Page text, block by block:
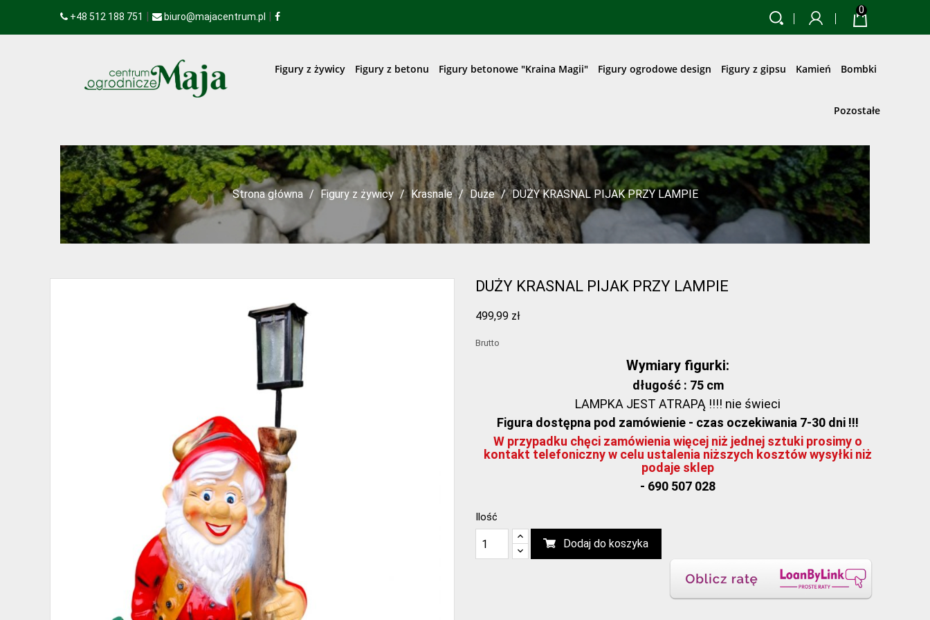
+48 512 188 751 | biuro@majacentrum.pl | 0
Figury z żywicy Figury z betonu Figury betonowe "Kraina Magii" Figury ogrodowe design Figury z gipsu Kamień Bombki
Pozostałe
Strona główna Figury z żywicy Krasnale Duże DUŻY KRASNAL PIJAK PRZY LAMPIE
DUŻY KRASNAL PIJAK PRZY LAMPIE
499,99 zł
Brutto
Wymiary figurki:
długość : 75 cm
LAMPKA JEST ATRAPĄ !!!! nie świeci
Figura dostępna pod zamówienie - czas oczekiwania 7-30 dni !!!
W przypadku chęci zamówienia więcej niż jednej sztuki prosimy o
kontakt telefoniczny w celu ustalenia niższych kosztów wysyłki niż
podaje sklep
- 690 507 028
Ilość
Dodaj do koszyka